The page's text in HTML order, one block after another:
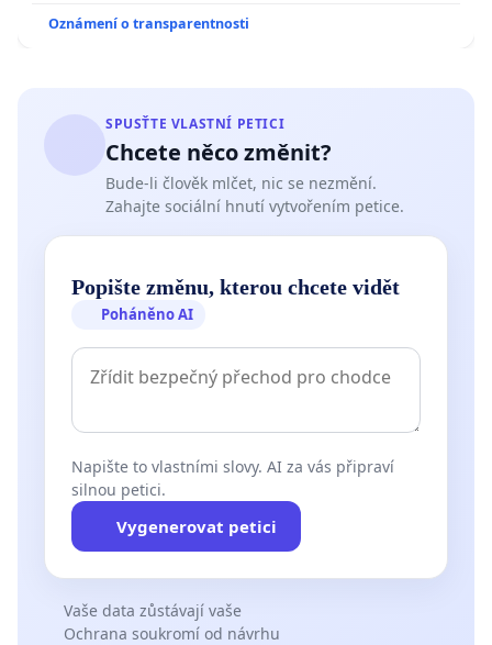
Oznámení o transparentnosti
SPUSŤTE VLASTNÍ PETICI
Chcete něco změnit?
Bude-li člověk mlčet, nic se nezmění.
Zahajte sociální hnutí vytvořením petice.
Popište změnu, kterou chcete vidět
Poháněno AI
Napište to vlastními slovy. AI za vás připraví
silnou petici.
Vygenerovat petici
Vaše data zůstávají vaše
Ochrana soukromí od návrhu